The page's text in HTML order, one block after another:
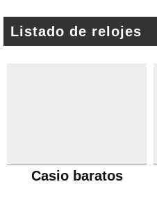
Listado de relojes
Casio baratos